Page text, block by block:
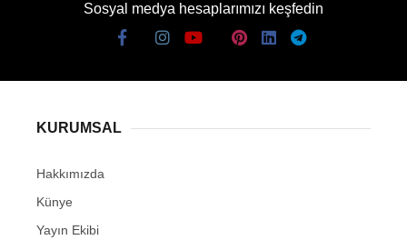
Sosyal medya hesaplarımızı keşfedin
KURUMSAL
Hakkımızda
Künye
Yayın Ekibi